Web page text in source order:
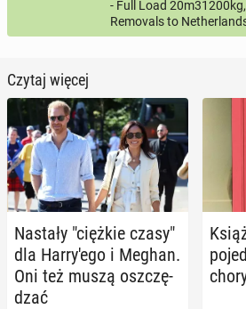
- Full Load
Removals to
Czytaj więcej
Nastały "ciężkie czasy"
dla Har­ry­'e­go i Meghan.
Oni też muszą oszczę­
dzać